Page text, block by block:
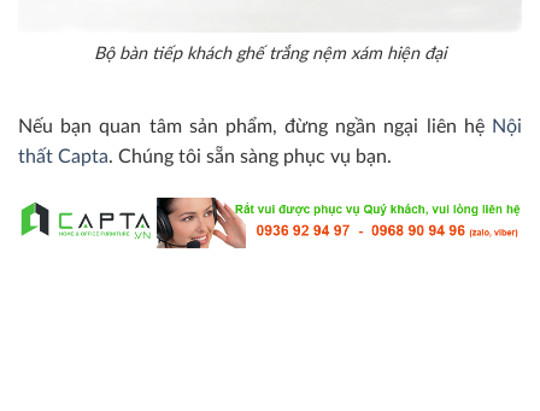
Bộ bàn tiếp khách ghế trắng nệm xám hiện đại
Nếu bạn quan tâm sản phẩm, đừng ngần ngại liên hệ Nội
thất Capta. Chúng tôi sẵn sàng phục vụ bạn.